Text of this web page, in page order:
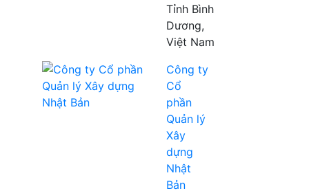
Tỉnh Bình
Dương,
Việt Nam
Công ty
Cổ
phần
Quản lý
Xây
dựng
Nhật
Bản